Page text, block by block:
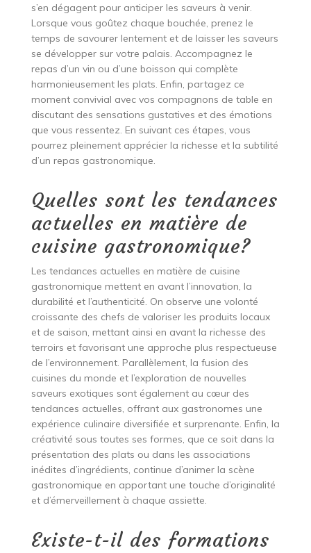
s’en dégagent pour anticiper les saveurs à venir.
Lorsque vous goûtez chaque bouchée, prenez le
temps de savourer lentement et de laisser les saveurs
se développer sur votre palais. Accompagnez le
repas d’un vin ou d’une boisson qui complète
harmonieusement les plats. Enfin, partagez ce
moment convivial avec vos compagnons de table en
discutant des sensations gustatives et des émotions
que vous ressentez. En suivant ces étapes, vous
pourrez pleinement apprécier la richesse et la subtilité
d’un repas gastronomique.
Quelles sont les tendances
actuelles en matière de
cuisine gastronomique?
Les tendances actuelles en matière de cuisine
gastronomique mettent en avant l’innovation, la
durabilité et l’authenticité. On observe une volonté
croissante des chefs de valoriser les produits locaux
et de saison, mettant ainsi en avant la richesse des
terroirs et favorisant une approche plus respectueuse
de l’environnement. Parallèlement, la fusion des
cuisines du monde et l’exploration de nouvelles
saveurs exotiques sont également au cœur des
tendances actuelles, offrant aux gastronomes une
expérience culinaire diversifiée et surprenante. Enfin, la
créativité sous toutes ses formes, que ce soit dans la
présentation des plats ou dans les associations
inédites d’ingrédients, continue d’animer la scène
gastronomique en apportant une touche d’originalité
et d’émerveillement à chaque assiette.
Existe-t-il des formations